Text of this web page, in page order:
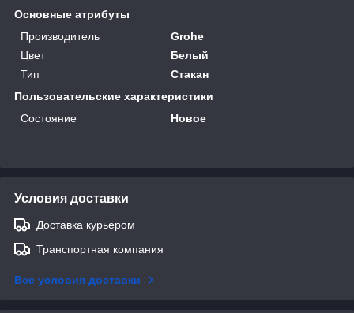
Основные атрибуты
Производитель
Grohe
Цвет
Белый
Тип
Стакан
Пользовательские характеристики
Состояние
Новое
Условия доставки
Доставка курьером
Транспортная компания
Все условия доставки